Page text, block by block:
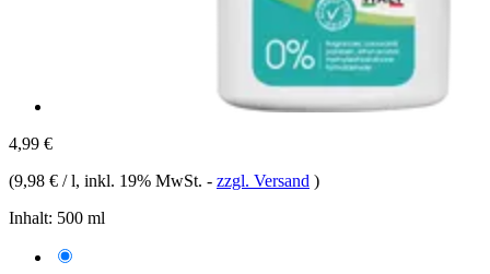
4,99 €
(9,98 € / l, inkl. 19% MwSt. - zzgl. Versand )
Inhalt: 500 ml